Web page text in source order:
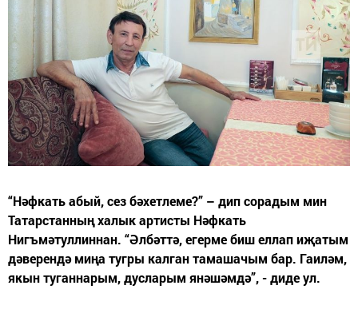
“Нәфкать абый, сез бәхетлеме?” – дип сорадым мин
Татарстанның халык артисты Нәфкать
Нигъмәтуллиннан. “Әлбәттә, егерме биш еллап иҗатым
дәверендә миңа тугры калган тамашачым бар. Гаиләм,
якын туганнарым, дусларым янәшәмдә”, - диде ул.